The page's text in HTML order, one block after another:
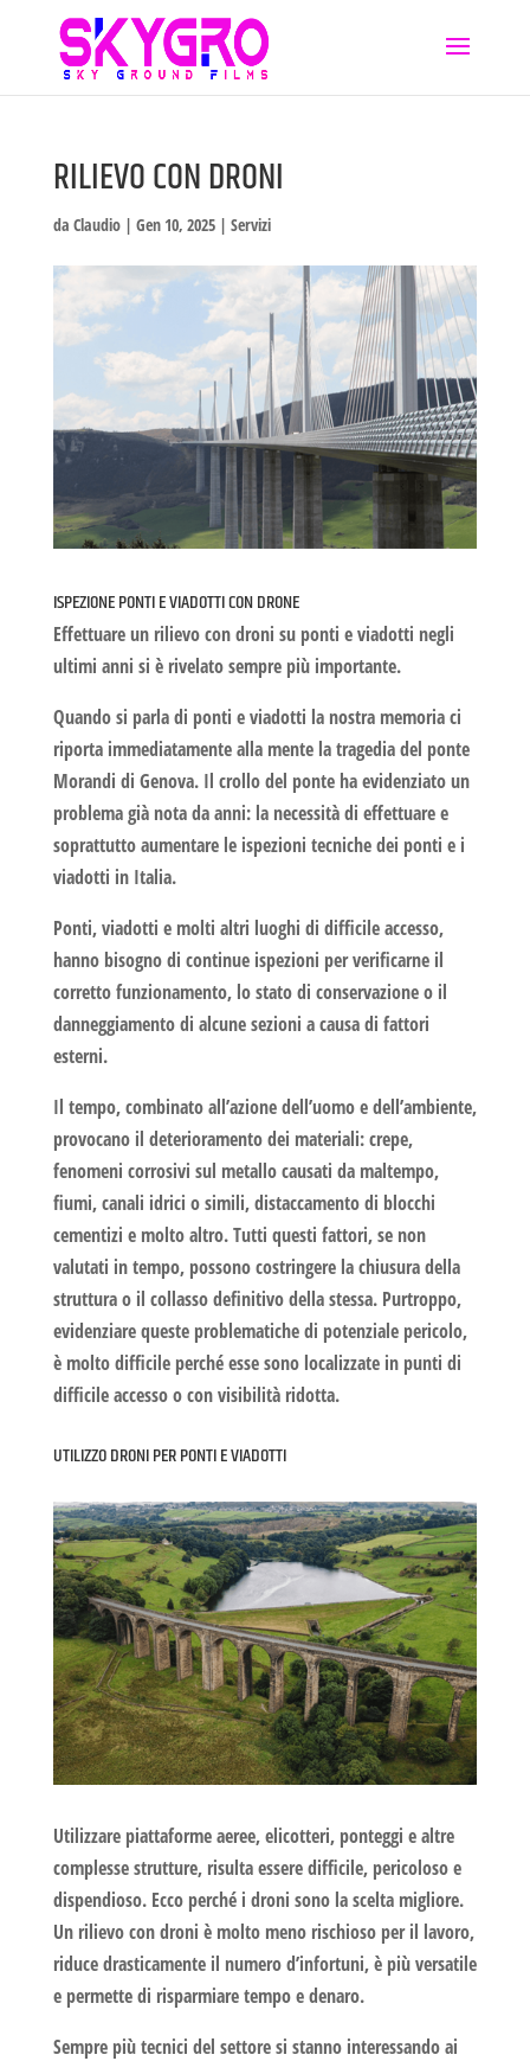
RILIEVO CON DRONI
da Claudio| Gen 10, 2025| Servizi
ISPEZIONE PONTI E VIADOTTI CON DRONE
Effettuare un rilievo con droni su ponti e viadotti negli
ultimi anni si è rivelato sempre più importante.
Quando si parla di ponti e viadotti la nostra memoria ci
riporta immediatamente alla mente la tragedia del ponte
Morandi di Genova. Il crollo del ponte ha evidenziato un
problema già nota da anni: la necessità di effettuare e
soprattutto aumentare le ispezioni tecniche dei ponti e i
viadotti in Italia.
Ponti, viadotti e molti altri luoghi di difficile accesso,
hanno bisogno di continue ispezioni per verificarne il
corretto funzionamento, lo stato di conservazione o il
danneggiamento di alcune sezioni a causa di fattori
esterni.
Il tempo, combinato all’azione dell’uomo e dell’ambiente,
provocano il deterioramento dei materiali: crepe,
fenomeni corrosivi sul metallo causati da maltempo,
fiumi, canali idrici o simili, distaccamento di blocchi
cementizi e molto altro. Tutti questi fattori, se non
valutati in tempo, possono costringere la chiusura della
struttura o il collasso definitivo della stessa. Purtroppo,
evidenziare queste problematiche di potenziale pericolo,
è molto difficile perché esse sono localizzate in punti di
difficile accesso o con visibilità ridotta.
UTILIZZO DRONI PER PONTI E VIADOTTI
Utilizzare piattaforme aeree, elicotteri, ponteggi e altre
complesse strutture, risulta essere difficile, pericoloso e
dispendioso. Ecco perché i droni sono la scelta migliore.
Un rilievo con droni è molto meno rischioso per il lavoro,
riduce drasticamente il numero d’infortuni, è più versatile
e permette di risparmiare tempo e denaro.
Sempre più tecnici del settore si stanno interessando ai